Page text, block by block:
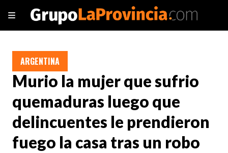
Murio la mujer que sufrio
quemaduras luego que
delincuentes le prendieron
fuego la casa tras un robo
ARGENTINA